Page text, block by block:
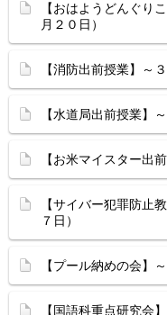
【おはようどんぐり
月２０日）
【消防出前授業】～
【水道局出前授業】
【お米マイスター出
【サイバー犯罪防止
７日）
【プール納めの会】
【国語科重点研究会